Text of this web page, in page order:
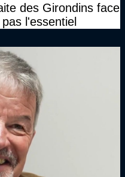
des Girondins face
l'essentiel